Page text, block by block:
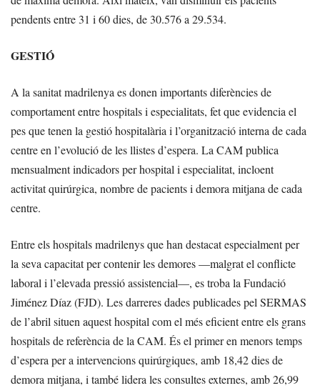
pendents entre 31 i 60 dies, de 30.576 a 29.534.
GESTIÓ
A la sanitat madrilenya es donen importants diferències de
comportament entre hospitals i especialitats, fet que evidencia el
pes que tenen la gestió hospitalària i l’organització interna de cada
centre en l’evolució de les llistes d’espera. La CAM publica
mensualment indicadors per hospital i especialitat, incloent
activitat quirúrgica, nombre de pacients i demora mitjana de cada
centre.
Entre els hospitals madrilenys que han destacat especialment per
la seva capacitat per contenir les demores —malgrat el conflicte
laboral i l’elevada pressió assistencial—, es troba la Fundació
Jiménez Díaz (FJD). Les darreres dades publicades pel SERMAS
de l’abril situen aquest hospital com el més eficient entre els grans
hospitals de referència de la CAM. És el primer en menors temps
d’espera per a intervencions quirúrgiques, amb 18,42 dies de
demora mitjana, i també lidera les consultes externes, amb 26,99